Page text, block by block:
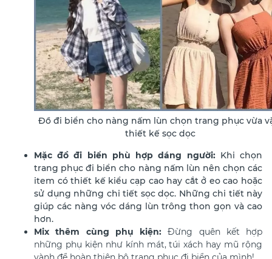
Đồ đi biển cho nàng nấm lùn chọn trang phục vừa
thiết kế sọc dọc
Mặc đồ đi biển phù hợp dáng người: Khi chọn
trang phục đi biển cho nàng nấm lùn nên chọn các
item có thiết kế kiểu cạp cao hay cắt ở eo cao hoặc
sử dụng những chi tiết sọc dọc. Những chi tiết này
giúp các nàng vóc dáng lùn trông thon gọn và cao
hơn.
Mix thêm cùng phụ kiện: Đừng quên kết hợp
những phụ kiện như kính mát, túi xách hay mũ rộng